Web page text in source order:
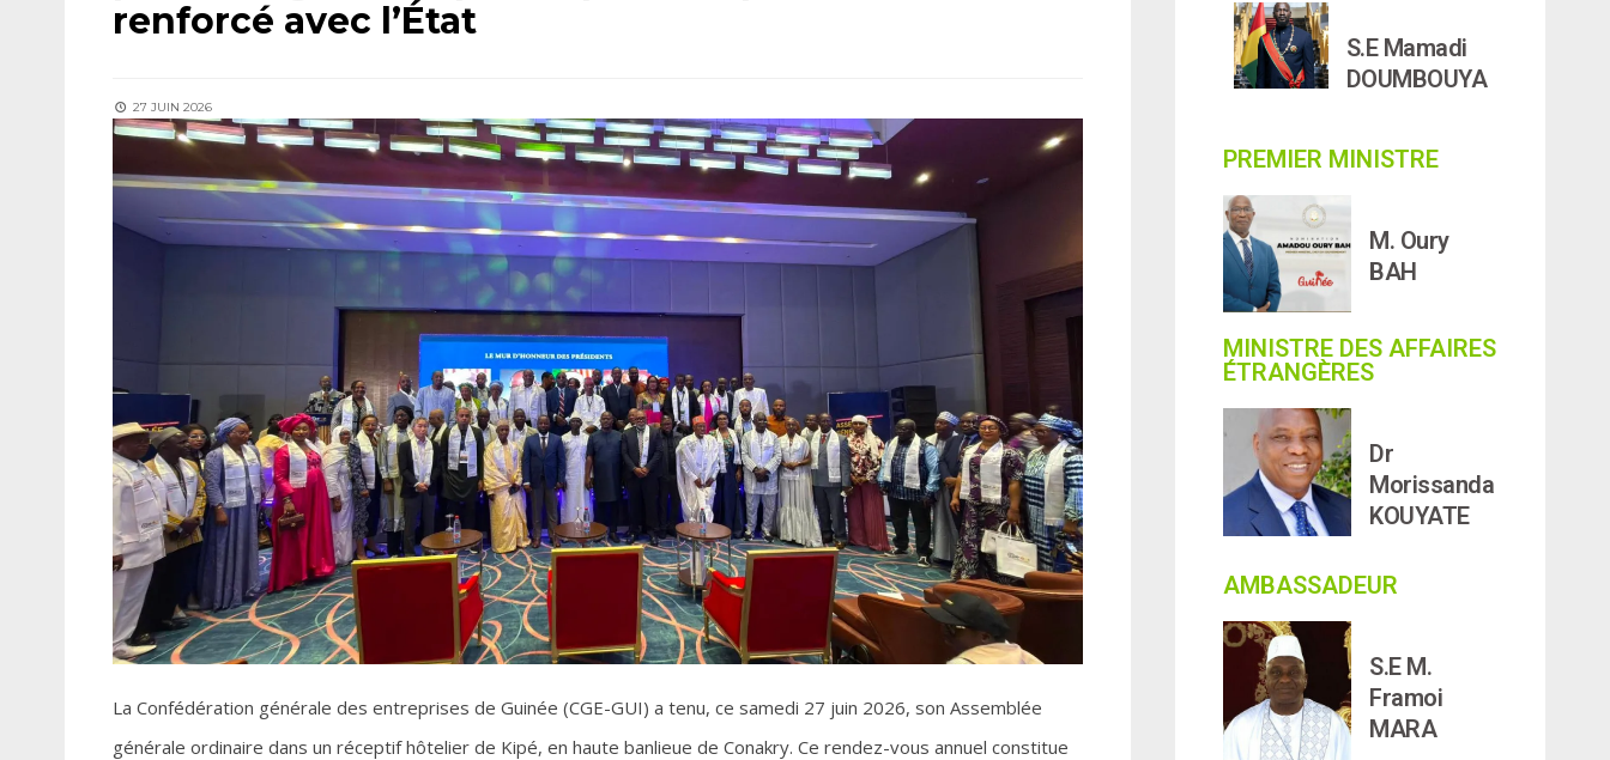
renforcé avec l’État
27 JUIN 2026
La Confédération générale des entreprises de Guinée (CGE-GUI) a tenu, ce samedi 27 juin 2026, son Assemblée
générale ordinaire dans un réceptif hôtelier de Kipé, en haute banlieue de Conakry. Ce rendez-vous annuel constitue
S.E Mamadi
DOUMBOUYA
PREMIER MINISTRE
M. Oury
BAH
MINISTRE DES AFFAIRES
ÉTRANGÈRES
Dr
Morissanda
KOUYATE
AMBASSADEUR
S.E M.
Framoi
MARA